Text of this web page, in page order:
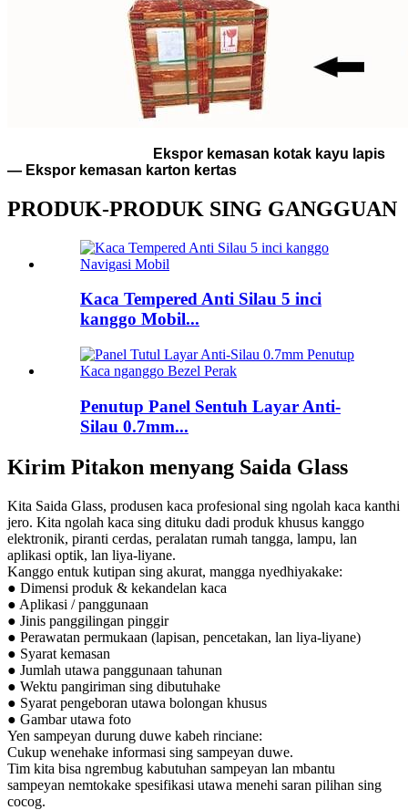
Ekspor kemasan kotak kayu lapis
— Ekspor kemasan karton kertas
PRODUK-PRODUK SING GANGGUAN
Kaca Tempered Anti Silau 5 inci
kanggo Mobil...
Penutup Panel Sentuh Layar Anti-
Silau 0.7mm...
Kirim Pitakon menyang Saida Glass
Kita Saida Glass, produsen kaca profesional sing ngolah kaca kanthi
jero. Kita ngolah kaca sing dituku dadi produk khusus kanggo
elektronik, piranti cerdas, peralatan rumah tangga, lampu, lan
aplikasi optik, lan liya-liyane.
Kanggo entuk kutipan sing akurat, mangga nyedhiyakake:
● Dimensi produk & kekandelan kaca
● Aplikasi / panggunaan
● Jinis panggilingan pinggir
● Perawatan permukaan (lapisan, pencetakan, lan liya-liyane)
● Syarat kemasan
● Jumlah utawa panggunaan tahunan
● Wektu pangiriman sing dibutuhake
● Syarat pengeboran utawa bolongan khusus
● Gambar utawa foto
Yen sampeyan durung duwe kabeh rinciane:
Cukup wenehake informasi sing sampeyan duwe.
Tim kita bisa ngrembug kabutuhan sampeyan lan mbantu
sampeyan nemtokake spesifikasi utawa menehi saran pilihan sing
cocog.